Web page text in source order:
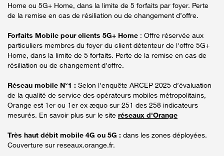
Home ou 5G+ Home, dans la limite de 5 forfaits par foyer. Perte
de la remise en cas de résiliation ou de changement d’offre.
Forfaits Mobile pour clients 5G+ Home : Offre réservée aux
particuliers membres du foyer du client détenteur de l'offre 5G+
Home, dans la limite de 5 forfaits. Perte de la remise en cas de
résiliation ou de changement d’offre.
Réseau mobile N°1 : Selon l’enquête ARCEP 2025 d’évaluation
de la qualité de service des opérateurs mobiles métropolitains,
Orange est 1er ou 1er ex æquo sur 251 des 258 indicateurs
mesurés. En savoir plus sur le site réseaux d'Orange
Très haut débit mobile 4G ou 5G : dans les zones déployées.
Couverture sur reseaux.orange.fr.